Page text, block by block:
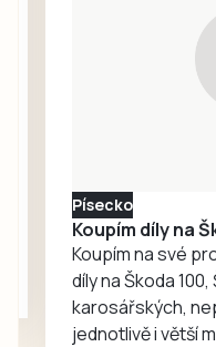
Písecko
Koupím díly na
Koupím na své
díly na Škoda 100,
karosářských,
jednotlivě i větší